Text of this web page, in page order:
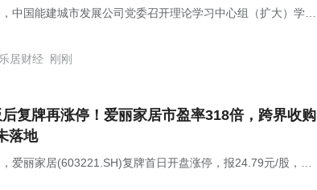
中国能建城市发展公司党委召开理论学习中心组（扩大）学习
乐居财经 刚刚
复牌再涨停！爱丽家居市盈率318倍，跨界收购
落地
爱丽家居(603221.SH)复牌首日开盘涨停，报24.79元/股，总